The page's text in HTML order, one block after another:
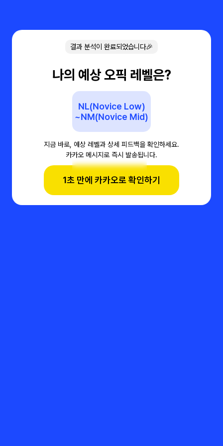
결과 분석이 완료되었습니다🎉
나의 예상 오픽 레벨은?
NL(Novice Low)
~NM(Novice Mid)
지금 바로, 예상 레벨과 상세 피드백을 확인하세요.
카카오 메시지로 즉시 발송됩니다.
1초 만에 카카오로 확인하기